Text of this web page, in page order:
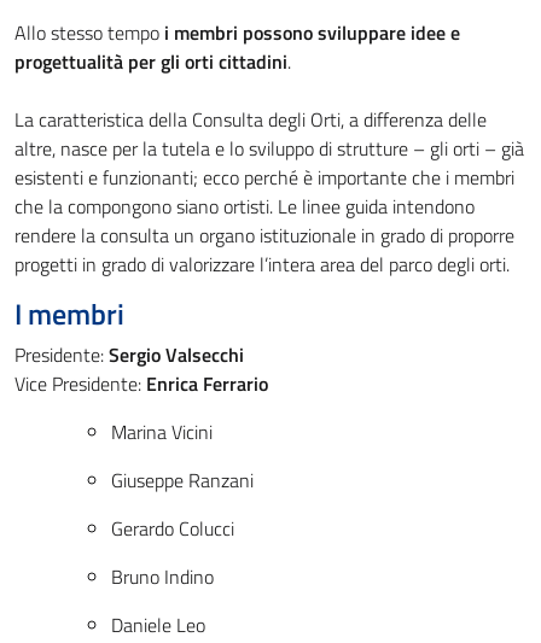
Allo stesso tempo i membri possono sviluppare idee e
progettualità per gli orti cittadini.
La caratteristica della Consulta degli Orti, a differenza delle
altre, nasce per la tutela e lo sviluppo di strutture – gli orti – già
esistenti e funzionanti; ecco perché è importante che i membri
che la compongono siano ortisti. Le linee guida intendono
rendere la consulta un organo istituzionale in grado di proporre
progetti in grado di valorizzare l’intera area del parco degli orti.
I membri
Presidente:Sergio Valsecchi
Vice Presidente: Enrica Ferrario
Marina Vicini
Giuseppe Ranzani
Gerardo Colucci
Bruno Indino
Daniele Leo